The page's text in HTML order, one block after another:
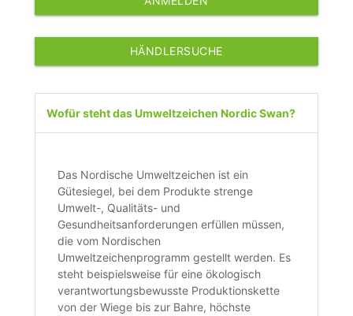
HÄNDLERSUCHE
Wofür steht das Umweltzeichen Nordic Swan?
Das Nordische Umweltzeichen ist ein
Gütesiegel, bei dem Produkte strenge
Umwelt-, Qualitäts- und
Gesundheitsanforderungen erfüllen müssen,
die vom Nordischen
Umweltzeichenprogramm gestellt werden. Es
steht beispielsweise für eine ökologisch
verantwortungsbewusste Produktionskette
von der Wiege bis zur Bahre, höchste